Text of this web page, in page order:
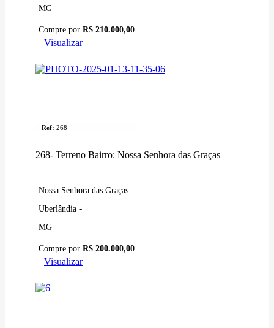
MG
Compre por R$ 210.000,00
Visualizar
Ref: 268
268- Terreno Bairro: Nossa Senhora das Graças
Nossa Senhora das Graças
Uberlândia -
MG
Compre por R$ 200.000,00
Visualizar